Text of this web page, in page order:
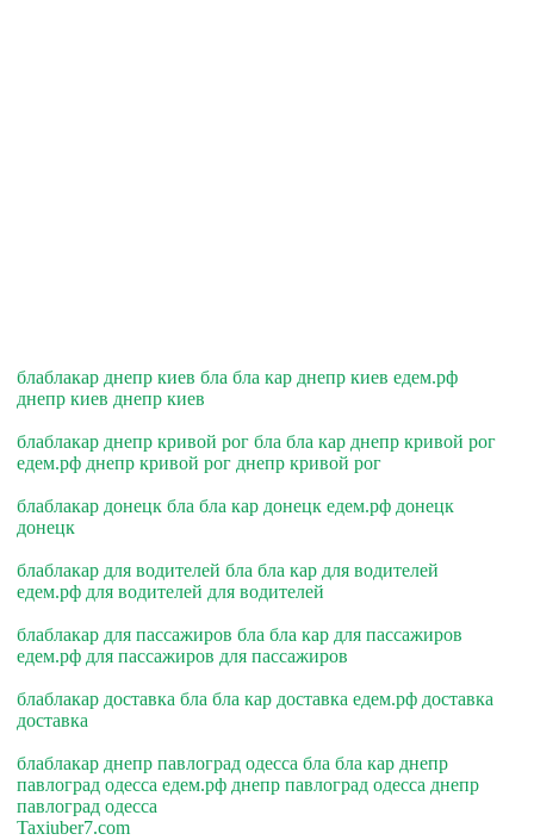
блаблакар днепр киев бла бла кар днепр киев едем.рф
днепр киев днепр киев
блаблакар днепр кривой рог бла бла кар днепр кривой рог
едем.рф днепр кривой рог днепр кривой рог
блаблакар донецк бла бла кар донецк едем.рф донецк
донецк
блаблакар для водителей бла бла кар для водителей
едем.рф для водителей для водителей
блаблакар для пассажиров бла бла кар для пассажиров
едем.рф для пассажиров для пассажиров
блаблакар доставка бла бла кар доставка едем.рф доставка
доставка
блаблакар днепр павлоград одесса бла бла кар днепр
павлоград одесса едем.рф днепр павлоград одесса днепр
павлоград одесса
Taxiuber7.com